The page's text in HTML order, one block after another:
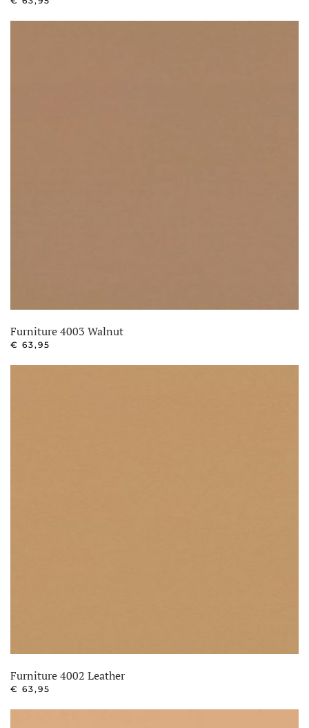
Furniture 4003 Walnut
€ 63,95
Furniture 4002 Leather
€ 63,95